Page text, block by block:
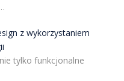
z wykorzystaniem
tylko funkcjonalne